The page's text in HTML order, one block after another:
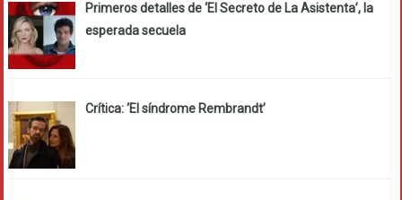
Primeros detalles de ‘El Secreto de La Asistenta’, la
esperada secuela
Crítica: ‘El síndrome Rembrandt’